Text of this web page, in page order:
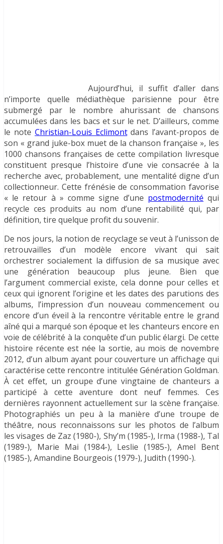
Aujourd’hui, il suffit d’aller dans
n’importe quelle médiathèque parisienne pour être
submergé par le nombre ahurissant de chansons
accumulées dans les bacs et sur le net. D’ailleurs, comme
le note Christian-Louis Eclimontdans l’avant-propos de
son « grand juke-box muet de la chanson française », les
1000 chansons françaises de cette compilation livresque
constituent presque l’histoire d’une vie consacrée à la
recherche avec, probablement, une mentalité digne d’un
collectionneur. Cette frénésie de consommation favorise
« le retour à » comme signe d’une postmodernité qui
recycle ces produits au nom d’une rentabilité qui, par
définition, tire quelque profit du souvenir.
De nos jours, la notion de recyclage se veut à l’unisson de
retrouvailles d’un modèle encore vivant qui sait
orchestrer socialement la diffusion de sa musique avec
une génération beaucoup plus jeune. Bien que
l’argument commercial existe, cela donne pour celles et
ceux qui ignorent l’origine et les dates des parutions des
albums, l’impression d’un nouveau commencement ou
encore d’un éveil à la rencontre véritable entre le grand
aîné qui a marqué son époque et les chanteurs encore en
voie de célébrité à la conquête d’un public élargi. De cette
histoire récente est née la sortie, au mois de novembre
2012, d’un album ayant pour couverture un affichage qui
caractérise cette rencontre intitulée Génération Goldman.
À cet effet, un groupe d’une vingtaine de chanteurs a
participé à cette aventure dont neuf femmes. Ces
dernières rayonnent actuellement sur la scène française.
Photographiés un peu à la manière d’une troupe de
théâtre, nous reconnaissons sur les photos de l’album
les visages de Zaz (1980-), Shy’m (1985-), Irma (1988-), Tal
(1989-), Marie Mai (1984-), Leslie (1985-), Amel Bent
(1985-), Amandine Bourgeois (1979-), Judith (1990-).